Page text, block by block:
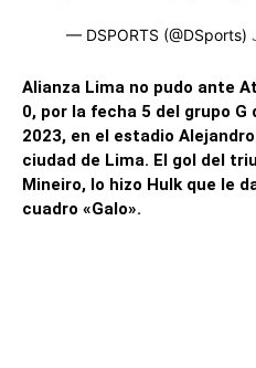
— DSPORTS (@DSports)
Alianza Lima no pudo ante
0, por la fecha 5 del grupo G
2023, en el estadio
ciudad de Lima. El gol del
Mineiro, lo hizo Hulk que le
cuadro «Galo».